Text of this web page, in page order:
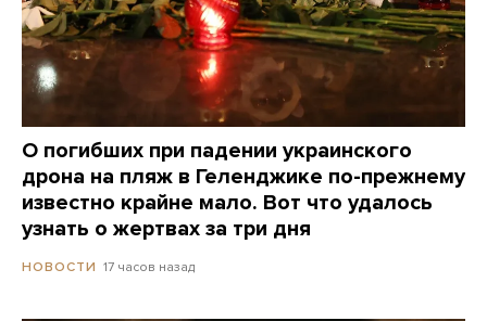
О погибших при падении украинского
дрона на пляж в Геленджике по-прежнему
известно крайне мало. Вот что удалось
узнать о жертвах за три дня
НОВОСТИ 17 часов назад